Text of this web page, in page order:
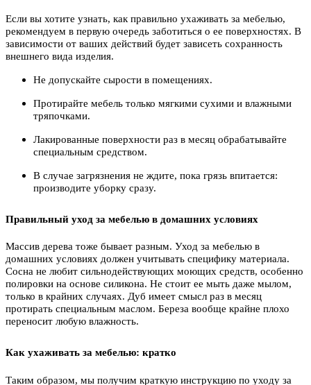
Если вы хотите узнать, как правильно ухаживать за мебелью,
рекомендуем в первую очередь заботиться о ее поверхностях. В
зависимости от ваших действий будет зависеть сохранность
внешнего вида изделия.
Не допускайте сырости в помещениях.
Протирайте мебель только мягкими сухими и влажными
тряпочками.
Лакированные поверхности раз в месяц обрабатывайте
специальным средством.
В случае загрязнения не ждите, пока грязь впитается:
производите уборку сразу.
Правильный уход за мебелью в домашних условиях
Массив дерева тоже бывает разным. Уход за мебелью в
домашних условиях должен учитывать специфику материала.
Сосна не любит сильнодействующих моющих средств, особенно
полировки на основе силикона. Не стоит ее мыть даже мылом,
только в крайних случаях. Дуб имеет смысл раз в месяц
протирать специальным маслом. Береза вообще крайне плохо
переносит любую влажность.
Как ухаживать за мебелью: кратко
Таким образом, мы получим краткую инструкцию по уходу за